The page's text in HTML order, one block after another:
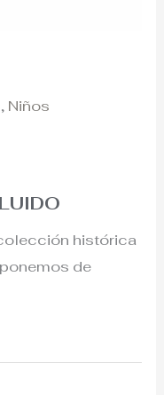
, Niños
histórica
de